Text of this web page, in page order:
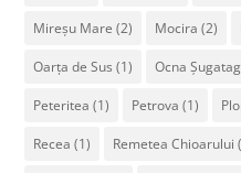
Mireșu Mare (2) Mocira (2)
Oarța de Sus (1) Ocna Șugatag
Peteritea (1) Petrova (1)
Recea (1) Remetea Chioarului